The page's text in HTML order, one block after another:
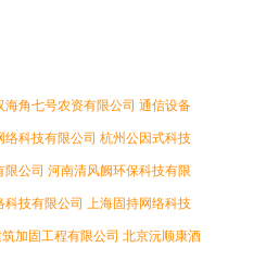
海角七号农资有限公司 通信设备
络科技有限公司 杭州公因式科技
限公司 河南清风阙环保科技有限
技有限公司 上海固持网络科技
加固工程有限公司 北京沅顺康酒